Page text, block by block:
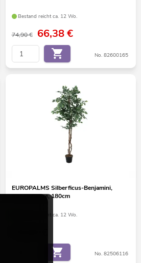
Bestand reicht ca. 12 Wo.
74,90 € 66,38€
No. 82600165
EUROPALMS Silberficus-Benjamini,
Kunstpflanze, 180cm
Bestand reicht ca. 12 Wo.
No. 82506116